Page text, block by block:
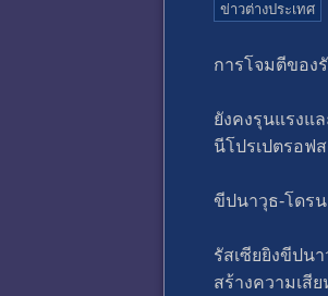
ข่าวต่างประเทศ
การโจมตีของ
ยังคงรุนแรงแ
นีโปรเปตรอฟ
ขีปนาวุธ-โดร
รัสเซียยิงขีปน
สร้างความเสีย